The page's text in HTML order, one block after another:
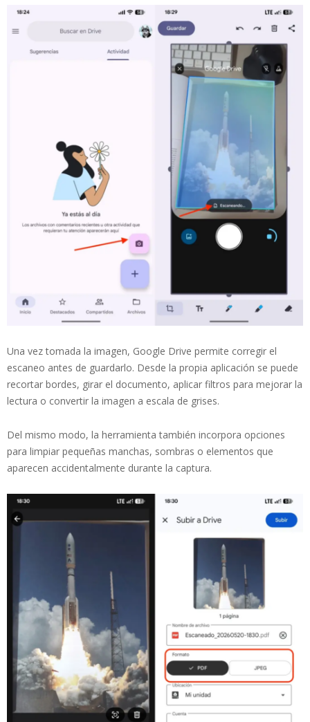
Una vez tomada la imagen, Google Drive permite corregir el
escaneo antes de guardarlo. Desde la propia aplicación se puede
recortar bordes, girar el documento, aplicar filtros para mejorar la
lectura o convertir la imagen a escala de grises.
Del mismo modo, la herramienta también incorpora opciones
para limpiar pequeñas manchas, sombras o elementos que
aparecen accidentalmente durante la captura.